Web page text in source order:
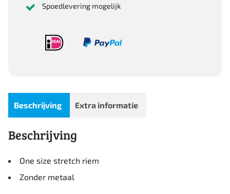
Spoedlevering mogelijk
Beschrijving Extra informatie
Beschrijving
One size stretch riem
Zonder metaal